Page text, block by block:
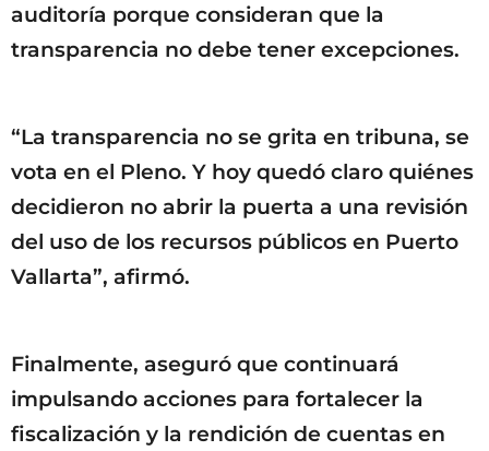
auditoría porque consideran que la
transparencia no debe tener excepciones.
“La transparencia no se grita en tribuna, se
vota en el Pleno. Y hoy quedó claro quiénes
decidieron no abrir la puerta a una revisión
del uso de los recursos públicos en Puerto
Vallarta”, afirmó.
Finalmente, aseguró que continuará
impulsando acciones para fortalecer la
fiscalización y la rendición de cuentas en